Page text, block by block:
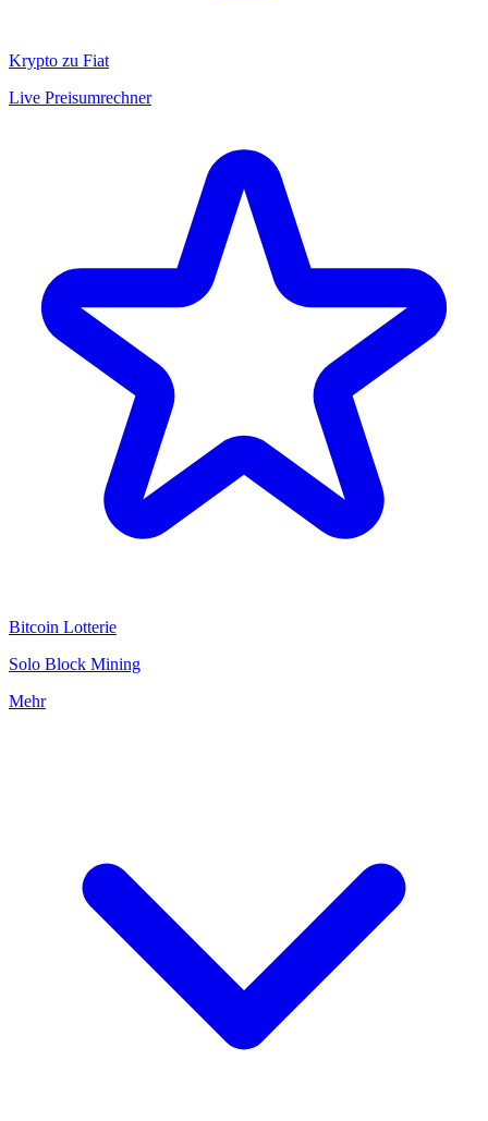
Krypto zu Fiat
Live Preisumrechner
Bitcoin Lotterie
Solo Block Mining
Mehr